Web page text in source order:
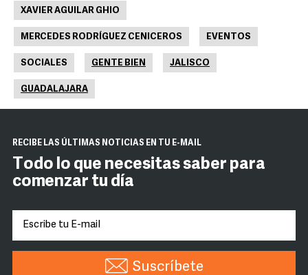
XAVIER AGUILAR GHIO
MERCEDES RODRÍGUEZ CENICEROS EVENTOS
SOCIALES GENTE BIEN JALISCO
GUADALAJARA
RECIBE LAS ÚLTIMAS NOTICIAS EN TU E-MAIL
Todo lo que necesitas saber para
comenzar tu día
Suscríbete